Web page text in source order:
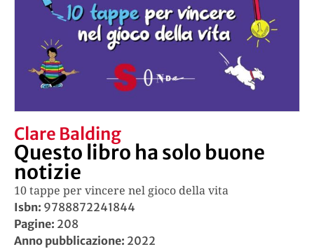
Clare Balding
Questo libro ha solo buone
notizie
10 tappe per vincere nel gioco della vita
Isbn: 9788872241844
Pagine: 208
Anno pubblicazione: 2022